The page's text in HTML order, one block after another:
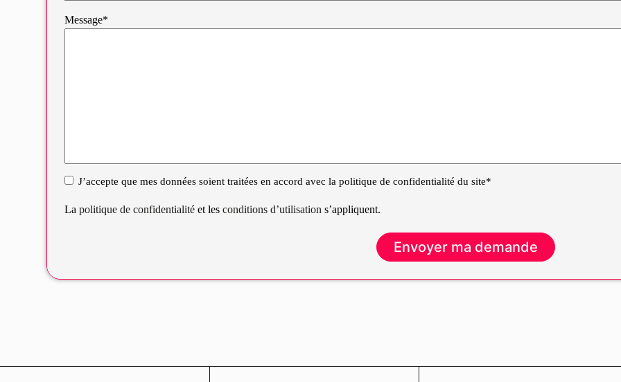
Message*
RGPDJ’accepte que mes données soient traitées en accord avec la politique de confidentialité du site*
Lapolitique de confidentialité et lesconditions d’utilisations’appliquent.